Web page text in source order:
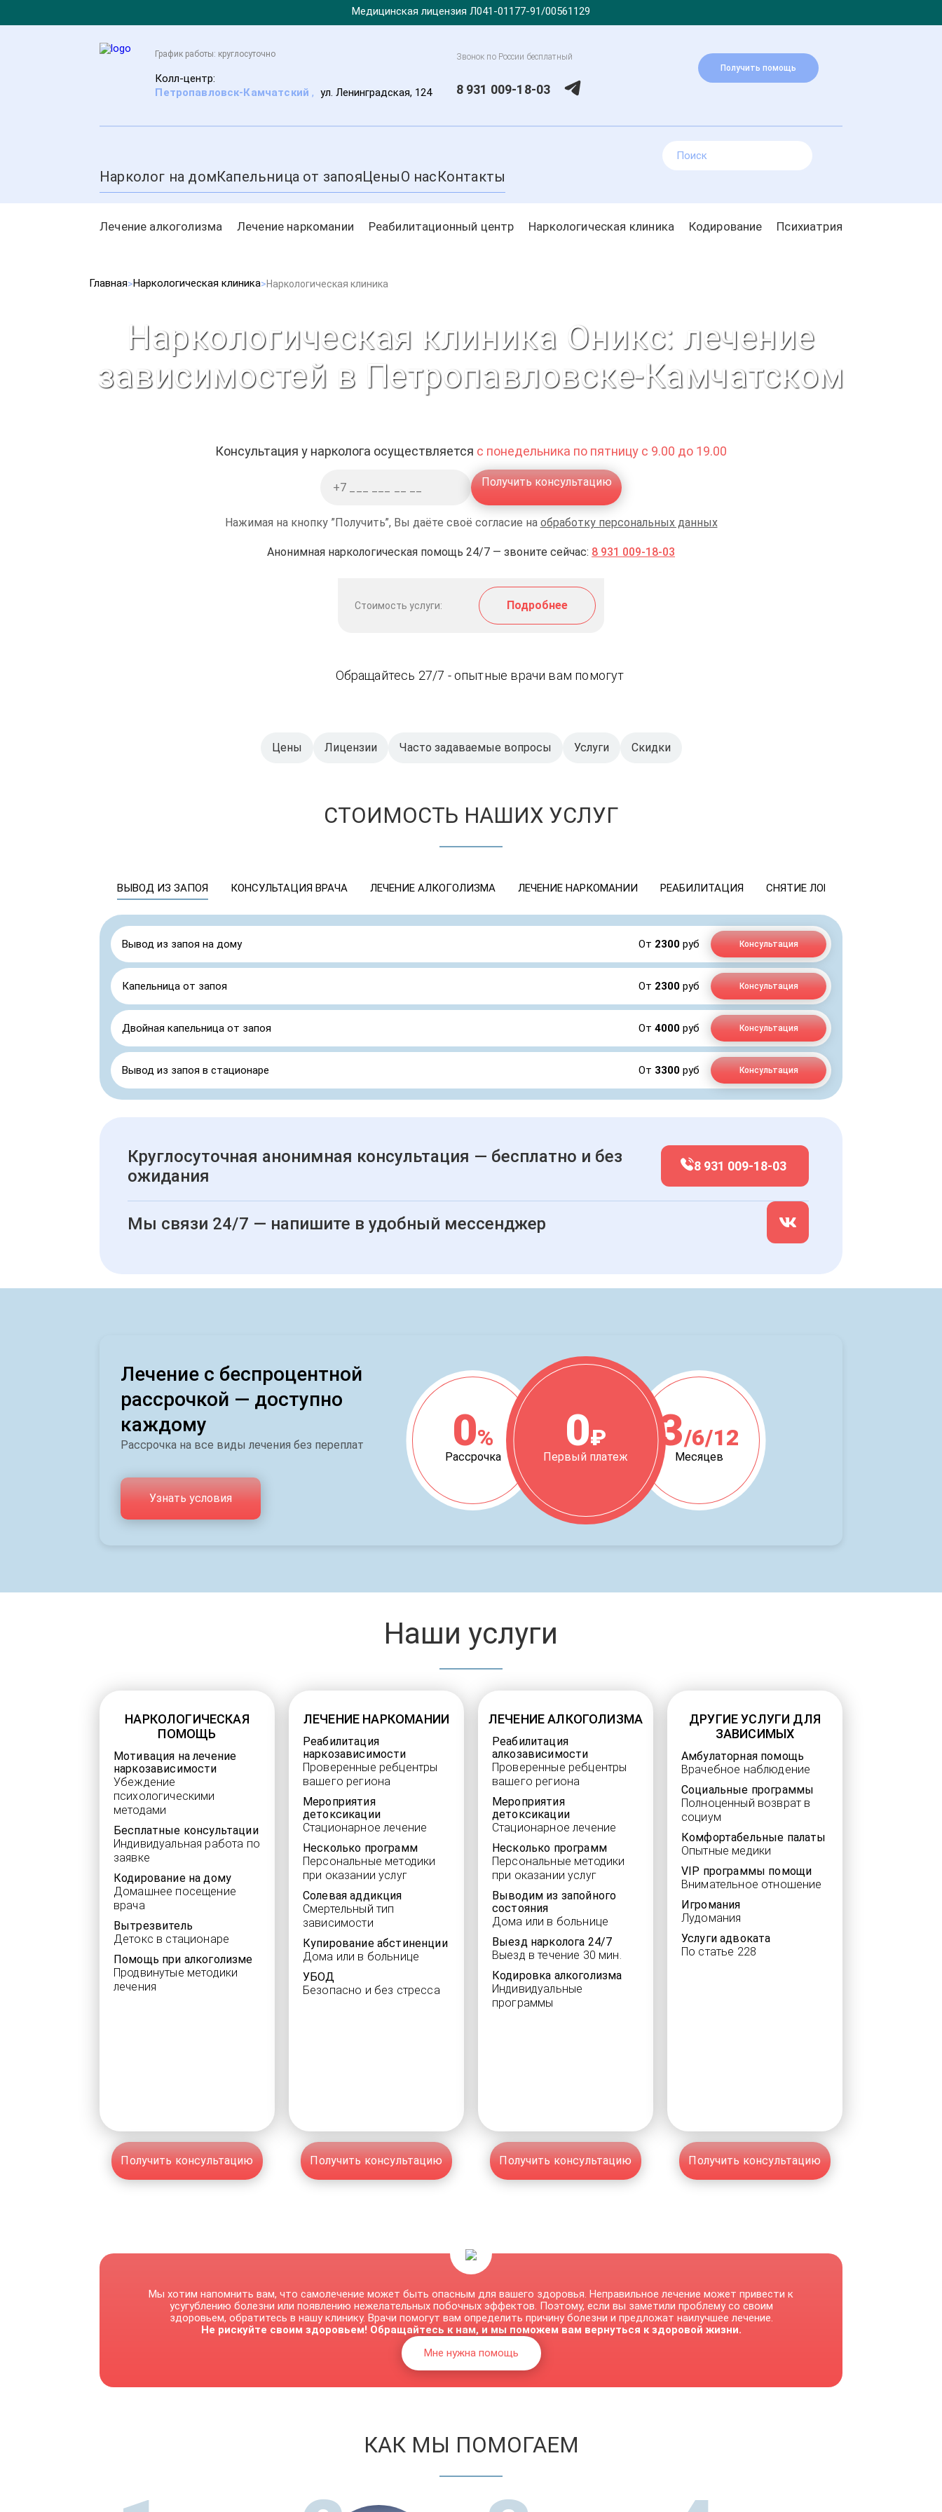
Медицинская лицензия Л041-01177-91/00561129
График работы: круглосуточно
Колл-центр:
Петропавловск-Камчатский, ул. Ленинградская, 124
Получить помощь
Звонок по России бесплатный
8 931 009-18-03
Нарколог на домКапельница от запояЦеныО насКонтакты
Лечение алкоголизма Лечение наркомании Реабилитационный центр Наркологическая клиника Кодирование Психиатрия
Главная Наркологическая клиника Наркологическая клиника
Наркологическая клиника Оникс: лечение
зависимостей в Петропавловске-Камчатском
Консультация у нарколога осуществляется с понедельника по пятницу с 9.00 до 19.00
Получить консультацию
Нажимая на кнопку ”Получить”, Вы даёте своё согласие на обработку персональных данных
Анонимная наркологическая помощь 24/7 — звоните сейчас: 8 931 009-18-03
Стоимость услуги: Подробнее
Обращайтесь 27/7 - опытные врачи вам помогут
Цены Лицензии Часто задаваемые вопросы Услуги Скидки
СТОИМОСТЬ НАШИХ УСЛУГ
ВЫВОД ИЗ ЗАПОЯ КОНСУЛЬТАЦИЯ ВРАЧА ЛЕЧЕНИЕ АЛКОГОЛИЗМА ЛЕЧЕНИЕ НАРКОМАНИИ РЕАБИЛИТАЦИЯ СНЯТИЕ ЛОМКИ
Вывод из запоя на дому От 2300 руб Консультация
Капельница от запоя От 2300 руб Консультация
Двойная капельница от запоя От 4000 руб Консультация
Вывод из запоя в стационаре От 3300 руб Консультация
Круглосуточная анонимная консультация — бесплатно и без
ожидания
8 931 009-18-03
Мы связи 24/7 — напишите в удобный мессенджер
Лечение с беспроцентной
рассрочкой — доступно
каждому
Рассрочка на все виды лечения без переплат 0%
Рассрочка
0₽
Первый платеж
3/6/12
Месяцев
Узнать условия
Наши услуги
НАРКОЛОГИЧЕСКАЯ
ПОМОЩЬ
Мотивация на лечение
наркозависимости
Убеждение
психологическими
методами
Бесплатные консультации
Индивидуальная работа по
заявке
Кодирование на дому
Домашнее посещение
врача
Вытрезвитель
Детокс в стационаре
Помощь при алкоголизме
Продвинутые методики
лечения
Получить консультацию
ЛЕЧЕНИЕ НАРКОМАНИИ
Реабилитация
наркозависимости
Проверенные ребцентры
вашего региона
Мероприятия
детоксикации
Стационарное лечение
Несколько программ
Персональные методики
при оказании услуг
Солевая аддикция
Смертельный тип
зависимости
Купирование абстиненции
Дома или в больнице
УБОД
Безопасно и без стресса
Получить консультацию
ЛЕЧЕНИЕ АЛКОГОЛИЗМА
Реабилитация
алкозависимости
Проверенные ребцентры
вашего региона
Мероприятия
детоксикации
Стационарное лечение
Несколько программ
Персональные методики
при оказании услуг
Выводим из запойного
состояния
Дома или в больнице
Выезд нарколога 24/7
Выезд в течение 30 мин.
Кодировка алкоголизма
Индивидуальные
программы
Получить консультацию
ДРУГИЕ УСЛУГИ ДЛЯ
ЗАВИСИМЫХ
Амбулаторная помощь
Врачебное наблюдение
Социальные программы
Полноценный возврат в
социум
Комфортабельные палаты
Опытные медики
VIP программы помощи
Внимательное отношение
Игромания
Лудомания
Услуги адвоката
По статье 228
Получить консультацию
Мы хотим напомнить вам, что самолечение может быть опасным для вашего здоровья. Неправильное лечение может привести к
усугублению болезни или появлению нежелательных побочных эффектов. Поэтому, если вы заметили проблему со своим
здоровьем, обратитесь в нашу клинику. Врачи помогут вам определить причину болезни и предложат наилучшее лечение.
Не рискуйте своим здоровьем! Обращайтесь к нам, и мы поможем вам вернуться к здоровой жизни.
Мне нужна помощь
КАК МЫ ПОМОГАЕМ